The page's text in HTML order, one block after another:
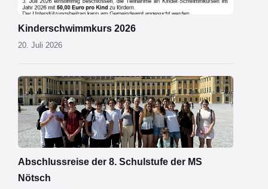
Kinderschwimmkurs 2026
20. Juli 2026
MS
Nötsch
Wien
01.png
Abschlussreise der 8. Schulstufe der MS
Nötsch